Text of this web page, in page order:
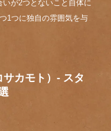
が2つとないこと自体に
1つに独自の雰囲気を与
カモト）- スタ